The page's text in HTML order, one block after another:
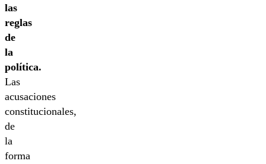
las
reglas
de
la
política.
Las
acusaciones
constitucionales,
de
la
forma